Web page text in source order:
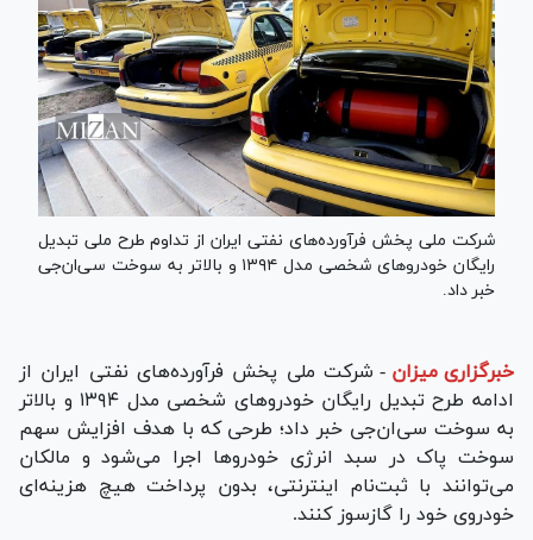
شرکت ملی پخش فرآورده‌های نفتی ایران از تداوم طرح ملی تبدیل
رایگان خودرو‌های شخصی مدل ۱۳۹۴ و بالاتر به سوخت سی‌ان‌جی
خبر داد.
خبرگزاری میزان - شرکت ملی پخش فرآورده‌های نفتی ایران از
ادامه طرح تبدیل رایگان خودرو‌های شخصی مدل ۱۳۹۴ و بالاتر
به سوخت سی‌ان‌جی خبر داد؛ طرحی که با هدف افزایش سهم
سوخت پاک در سبد انرژی خودرو‌ها اجرا می‌شود و مالکان
می‌توانند با ثبت‌نام اینترنتی، بدون پرداخت هیچ هزینه‌ای
خودروی خود را گازسوز کنند.